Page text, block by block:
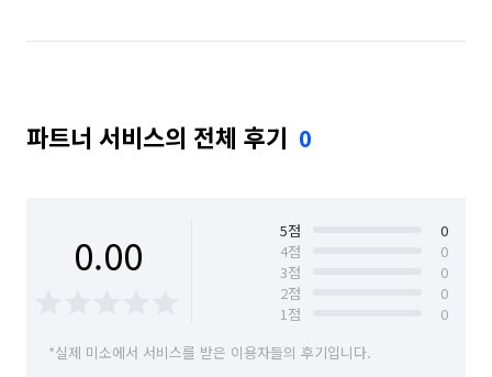
파트너 서비스의 전체 후기 0
0.00 5점
0
4점
0
3점
0
2점
0
1점
0
*실제 미소에서 서비스를 받은 이용자들의 후기입니다.